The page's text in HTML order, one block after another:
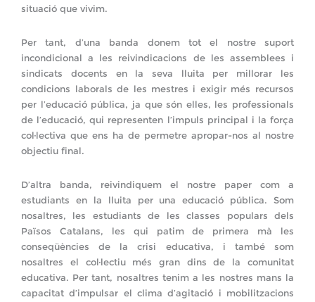
situació que vivim.
Per tant, d’una banda donem tot el nostre suport
incondicional a les reivindicacions de les assemblees i
sindicats docents en la seva lluita per millorar les
condicions laborals de les mestres i exigir més recursos
per l’educació pública, ja que són elles, les professionals
de l’educació, qui representen l’impuls principal i la força
col·lectiva que ens ha de permetre apropar-nos al nostre
objectiu final.
D’altra banda, reivindiquem el nostre paper com a
estudiants en la lluita per una educació pública. Som
nosaltres, les estudiants de les classes populars dels
Països Catalans, les qui patim de primera mà les
conseqüències de la crisi educativa, i també som
nosaltres el col·lectiu més gran dins de la comunitat
educativa. Per tant, nosaltres tenim a les nostres mans la
capacitat d’impulsar el clima d’agitació i mobilitzacions